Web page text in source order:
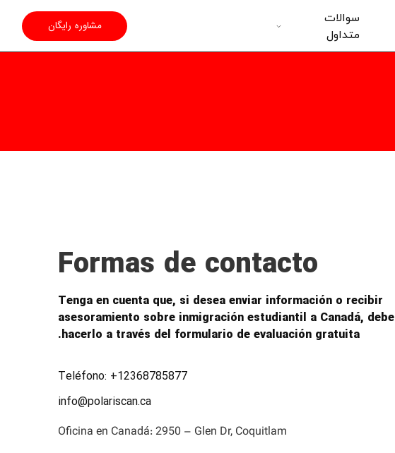
سوالات
متداول
مشاوره رایگان
Formas de contacto
Tenga en cuenta que, si desea enviar información o recibir
asesoramiento sobre inmigración estudiantil a Canadá, debe
hacerlo a través del formulario de evaluación gratuita.
Teléfono: +12368785877
info@polariscan.ca
Oficina en Canadá: 2950 – Glen Dr, Coquitlam